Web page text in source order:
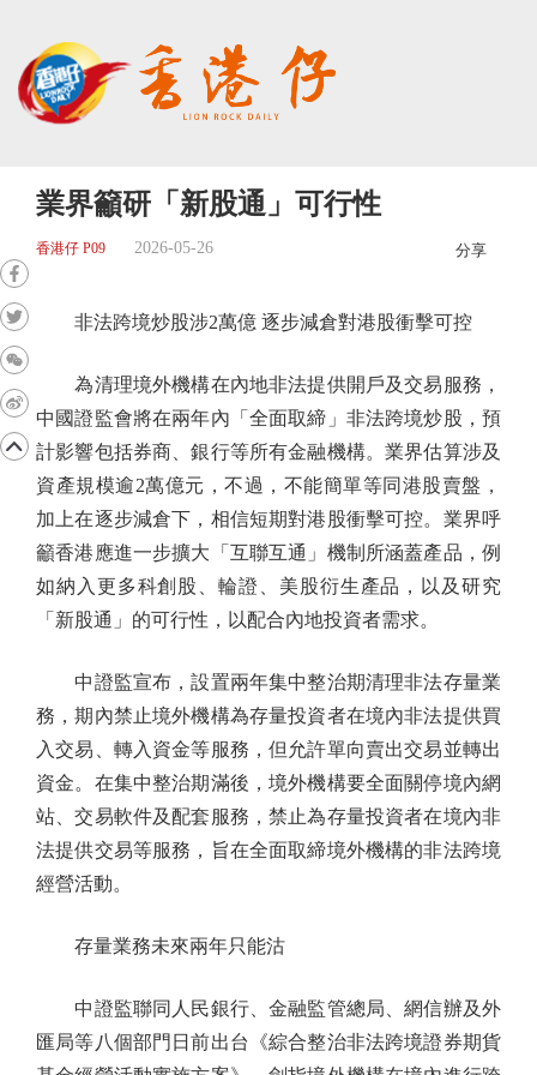
業界籲研「新股通」可行性
香港仔 P09 2026-05-26 分享
非法跨境炒股涉2萬億 逐步減倉對港股衝擊可控
為清理境外機構在內地非法提供開戶及交易服務，
中國證監會將在兩年內「全面取締」非法跨境炒股，預
計影響包括券商、銀行等所有金融機構。業界估算涉及
資產規模逾2萬億元，不過，不能簡單等同港股賣盤，
加上在逐步減倉下，相信短期對港股衝擊可控。業界呼
籲香港應進一步擴大「互聯互通」機制所涵蓋產品，例
如納入更多科創股、輪證、美股衍生產品，以及研究
「新股通」的可行性，以配合內地投資者需求。
中證監宣布，設置兩年集中整治期清理非法存量業
務，期內禁止境外機構為存量投資者在境內非法提供買
入交易、轉入資金等服務，但允許單向賣出交易並轉出
資金。在集中整治期滿後，境外機構要全面關停境內網
站、交易軟件及配套服務，禁止為存量投資者在境內非
法提供交易等服務，旨在全面取締境外機構的非法跨境
經營活動。
存量業務未來兩年只能沽
中證監聯同人民銀行、金融監管總局、網信辦及外
匯局等八個部門日前出台《綜合整治非法跨境證券期貨